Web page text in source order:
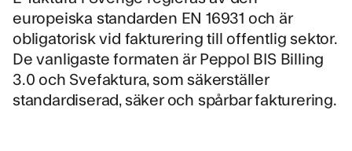
europeiska standarden EN 16931 och är
obligatorisk vid fakturering till offentlig sektor.
De vanligaste formaten är Peppol BIS Billing
3.0 och Svefaktura, som säkerställer
standardiserad, säker och spårbar fakturering.